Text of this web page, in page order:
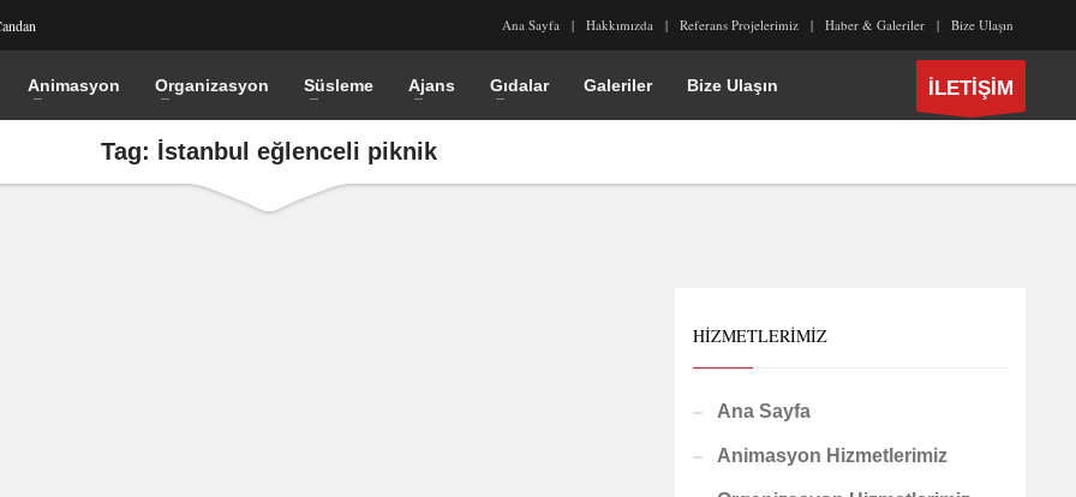
Ana Sayfa Hakkımızda Referans Projelerimiz Haber & Galeriler Bize Ulaşın
Animasyon Organizasyon Süsleme Ajans Gıdalar Galeriler Bize Ulaşın İLETİŞİM
Tag: İstanbul eğlenceli piknik
HIZMETLERIMIZ
Ana Sayfa
Animasyon Hizmetlerimiz